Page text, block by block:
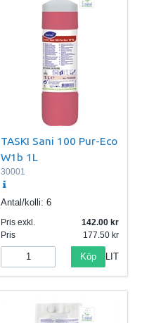
TASKI Sani 100 Pur-Eco
W1b 1L
30001
Antal/kolli: 6
Pris exkl.
142.00
Pris
177.50
Köp LIT